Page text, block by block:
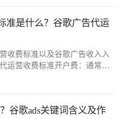
题，旨在促使用户直接致电广
：谷歌根据广告主网站的内容
准是什么？谷歌广告代运
收费标准以及谷歌广告收入入
运营收费标准开户费：通常是
到几千元不等。比如有的服务
维服务费。如 13300 元中可能
谷歌ads关键词含义及作